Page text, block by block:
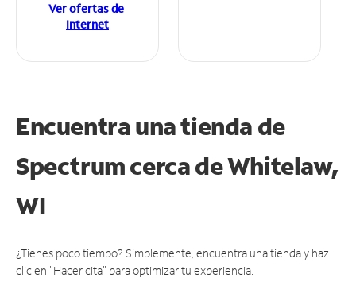
Ver ofertas de
Internet
Encuentra una tienda de
Spectrumcerca de Whitelaw,
WI
¿Tienes poco tiempo? Simplemente, encuentra una tienda y haz
clic en "Hacer cita" para optimizar tu experiencia.